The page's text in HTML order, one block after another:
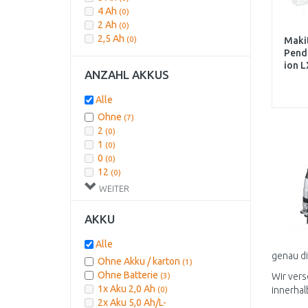
ion
genau
Wir
4 Ah (0)
2 Ah (0)
2,5 Ah (0)
ANZAHL AKKUS
WEITER
Alle
Ohne (7)
2 (0)
1 (0)
0 (0)
12 (0)
15(0)
3(0)
4
5(0)
(0)
7 (0)
Integrierte (0)
AKKU
Alle
Ohne Akku / karton (1)
Ohne Batterie (3)
1x Aku 2,0 Ah (0)
2x Aku 5,0 Ah/L-